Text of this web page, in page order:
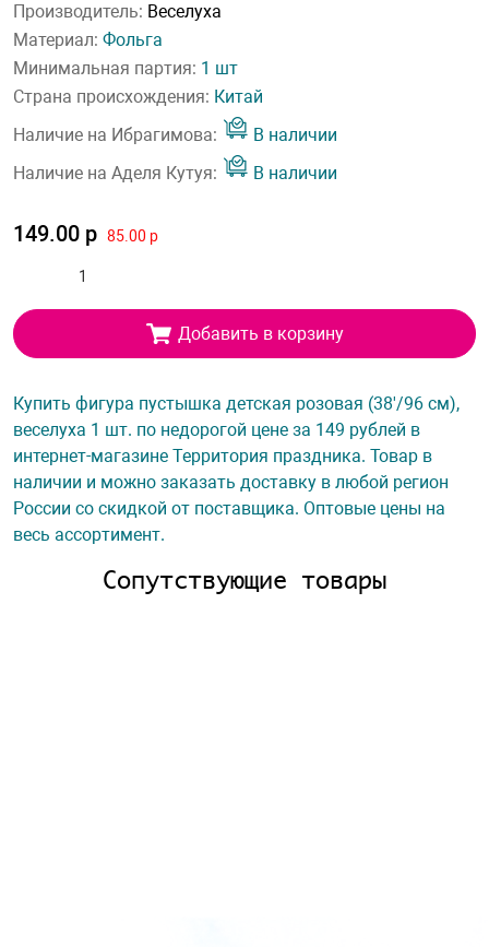
Производитель: Веселуха
Материал: Фольга
Минимальная партия: 1 шт
Страна происхождения: Китай
Наличие на Ибрагимова:
В наличии
Наличие на Аделя Кутуя:
В наличии
149.00 р 85.00 р
Добавить в корзину
Купить фигура пустышка детская розовая (38'/96 см),
веселуха 1 шт. по недорогой цене за 149 рублей в
интернет-магазине Территория праздника. Товар в
наличии и можно заказать доставку в любой регион
России со скидкой от поставщика. Оптовые цены на
весь ассортимент.
Сопутствующие товары